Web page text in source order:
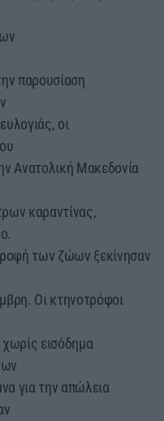
παρουσίαση
οι
Ανατολική Μακεδονία
καραντίνας,
των ζώων ξεκίνησαν
Οι κτηνοτρόφοι
εισόδημα
για την απώλεια